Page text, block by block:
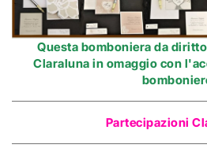
Questa bomboniera da
Claraluna in omaggio con
Partecipazioni